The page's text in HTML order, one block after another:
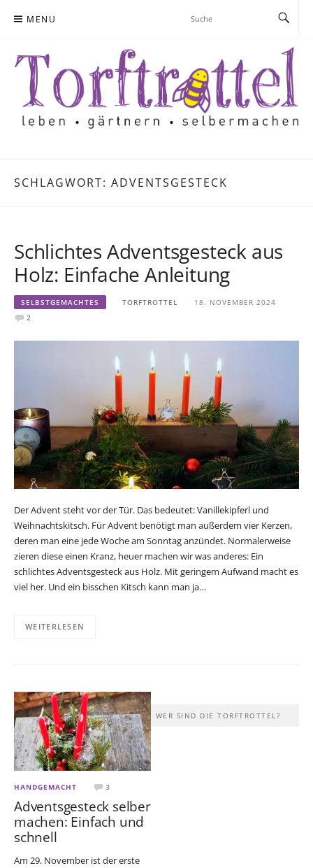
MENU
SCHLAGWORT: ADVENTSGESTECK
Schlichtes Adventsgesteck aus
Holz: Einfache Anleitung
SELBSTGEMACHTES TORFTROTTEL
18. NOVEMBER 2024
2
Der Advent steht vor der Tür. Das bedeutet: Vanillekipferl und
Weihnachtskitsch. Für Advent benötigt man außerdem vier Kerzen,
deren man eine jede Woche am Sonntag anzündet. Normalerweise
zieren diese einen Kranz, heuer machen wir was anderes: Ein
schlichtes Adventsgesteck aus Holz. Mit geringem Aufwand macht es
viel her. Und ein bisschen Kitsch kann man ja…
WEITERLESEN
HANDGEMACHT 3
Adventsgesteck selber
machen: Einfach und
schnell
Am 29. November ist der erste
WER SIND DIE TORFTROTTEL?